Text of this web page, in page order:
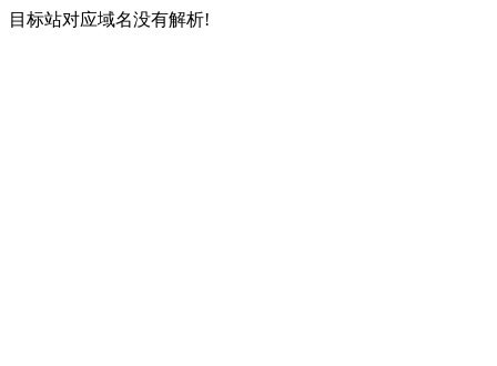
目标站对应域名没有解析!